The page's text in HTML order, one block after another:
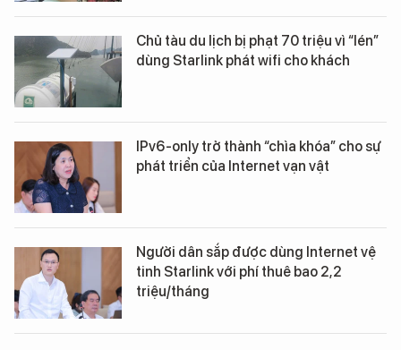
Chủ tàu du lịch bị phạt 70 triệu vì “lén”
dùng Starlink phát wifi cho khách
IPv6-only trở thành “chìa khóa” cho sự
phát triển của Internet vạn vật
Người dân sắp được dùng Internet vệ
tinh Starlink với phí thuê bao 2,2
triệu/tháng